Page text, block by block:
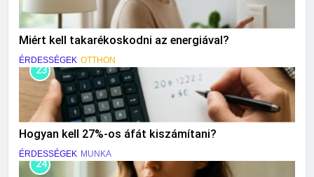
Miért kell takarékoskodni az energiával?
ÉRDESSÉGEK OTTHON
23
Hogyan kell 27%-os áfát kiszámítani?
ÉRDESSÉGEK MUNKA
24